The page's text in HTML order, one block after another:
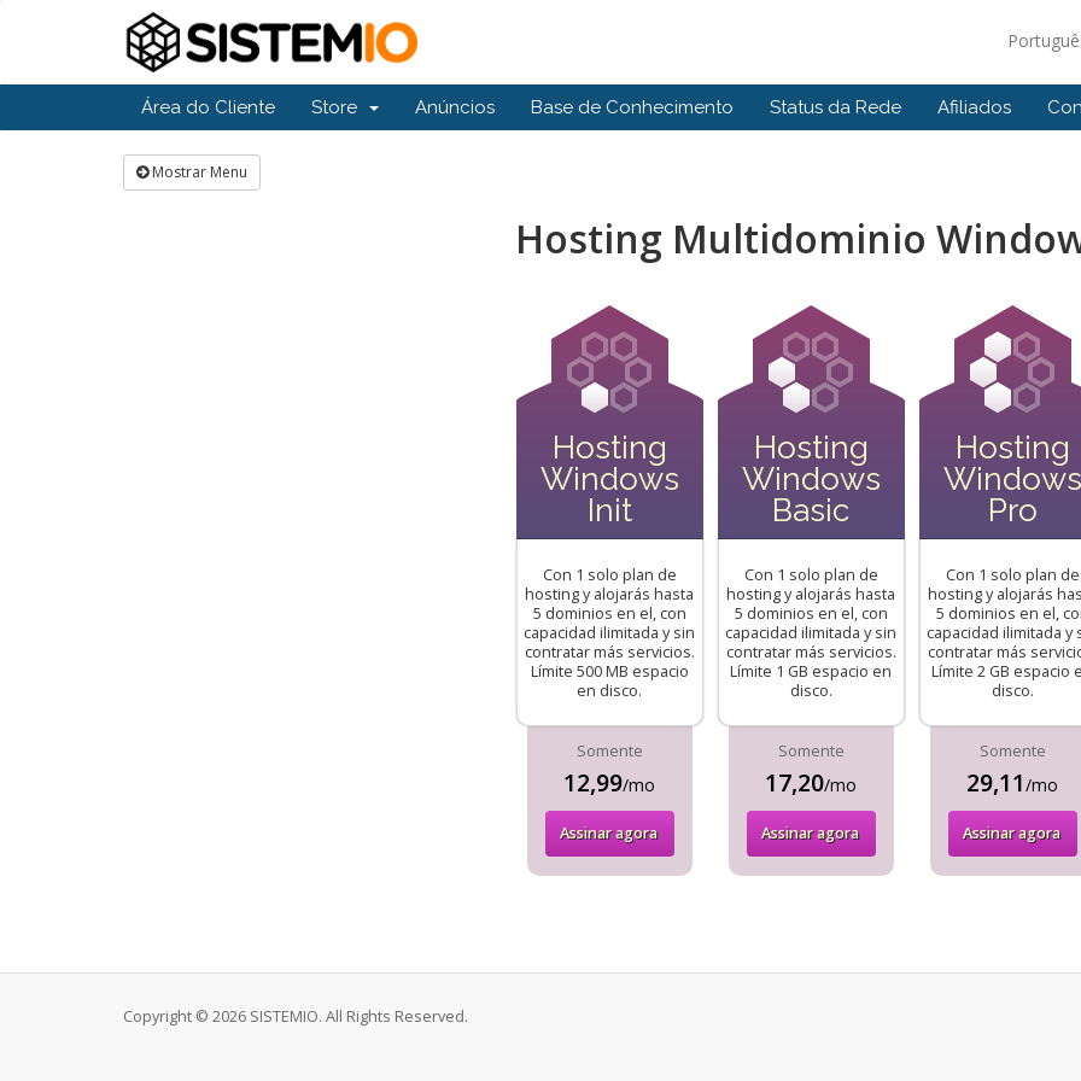
Área do Cliente Store Anúncios Base de Conhecimento Status da Rede Afiliados
Mostrar Menu
Hosting Multidominio
Hosting
Windows
Init
Con 1 solo plan de
hosting y alojarás hasta
5 dominios en el, con
capacidad ilimitada y sin
contratar más servicios.
Límite 500 MB espacio
en disco.
Somente
12,99/mo
Assinar agora
Hosting
Windows
Basic
Con 1 solo plan de
hosting y alojarás hasta
5 dominios en el, con
capacidad ilimitada y sin
contratar más servicios.
Límite 1 GB espacio en
disco.
Somente
17,20/mo
Assinar agora
Hosting
Windows
Pro
Con 1 solo plan de
hosting y alojarás
5 dominios en el,
capacidad ilimitada y
contratar más
Límite 2 GB espacio
disco.
Somente
29,11/mo
Assinar agora
Copyright © 2026 SISTEMIO. All Rights Reserved.